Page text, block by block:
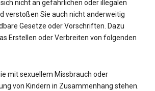
nicht an gefährlichen oder illegalen
verstoßen Sie auch nicht anderweitig
Gesetze oder Vorschriften. Dazu
Erstellen oder Verbreiten von folgenden
mit sexuellem Missbrauch oder
von Kindern in Zusammenhang stehen.